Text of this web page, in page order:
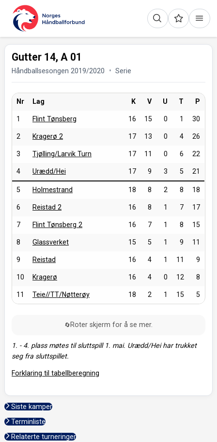
Gutter 14, A 01
Håndballsesongen 2019/2020 Serie
Nr Lag K V U T P
1 Flint Tønsberg 16 15 0 1 30
2 Kragerø 2 17 13 0 4 26
3 Tjølling/Larvik Turn 17 11 0 6 22
4 Urædd/Hei 17 9 3 5 21
5 Holmestrand 18 8 2 8 18
6 Reistad 2 16 8 1 7 17
7 Flint Tønsberg 2 16 7 1 8 15
8 Glassverket 15 5 1 9 11
9 Reistad 16 4 1 11 9
10 Kragerø 16 4 0 12 8
11 Teie//TT/Nøtterøy 18 2 1 15 5
🔄 Roter skjerm for å se mer.
1. - 4. plass møtes til sluttspill 1. mai. Urædd/Hei har trukket
seg fra sluttspillet.
Forklaring til tabellberegning
Siste kamper
Terminliste
Relaterte turneringer